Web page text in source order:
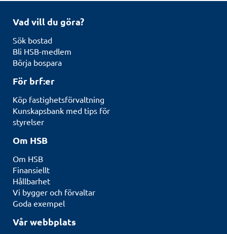
Vad vill du göra?
Sök bostad
Bli HSB-medlem
Börja bospara
För brf:er
Köp fastighetsförvaltning
Kunskapsbank med tips för
styrelser
Om HSB
Om HSB
Finansiellt
Hållbarhet
Vi bygger och förvaltar
Goda exempel
Vår webbplats